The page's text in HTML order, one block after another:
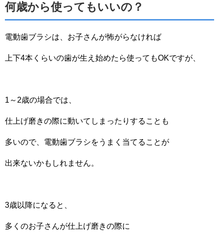
何歳から使ってもいいの？
電動歯ブラシは、お子さんが怖がらなければ
上下4本くらいの歯が生え始めたら使ってもOKですが、
1～2歳の場合では、
仕上げ磨きの際に動いてしまったりすることも
多いので、電動歯ブラシをうまく当てることが
出来ないかもしれません。
3歳以降になると、
多くのお子さんが仕上げ磨きの際に